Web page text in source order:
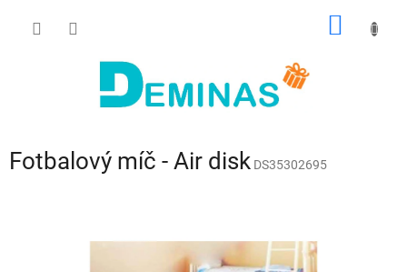
Fotbalový míč - Air disk DS35302695